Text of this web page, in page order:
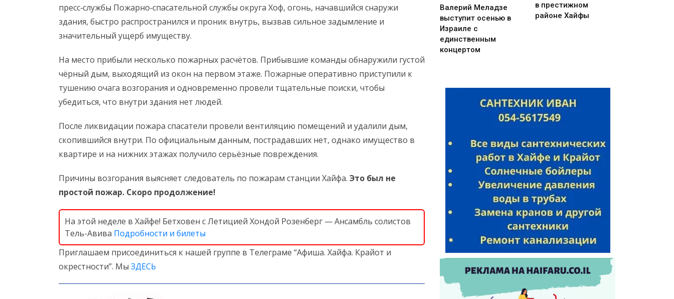
пресс‑службы Пожарно‑спасательной службы округа Хоф, огонь, начавшийся снаружи
здания, быстро распространился и проник внутрь, вызвав сильное задымление и
значительный ущерб имуществу.
На место прибыли несколько пожарных расчётов. Прибывшие команды обнаружили густой
чёрный дым, выходящий из окон на первом этаже. Пожарные оперативно приступили к
тушению очага возгорания и одновременно провели тщательные поиски, чтобы
убедиться, что внутри здания нет людей.
После ликвидации пожара спасатели провели вентиляцию помещений и удалили дым,
скопившийся внутри. По официальным данным, пострадавших нет, однако имущество в
квартире и на нижних этажах получило серьёзные повреждения.
Причины возгорания выясняет следователь по пожарам станции Хайфа. Это был не
простой пожар. Скоро продолжение!
На этой неделе в Хайфе! Бетховен с Летицией Хондой Розенберг — Ансамбль солистов
Тель-Авива Подробности и билеты
Приглашаем присоединиться к нашей группе в Телеграме “Афиша. Хайфа. Крайот и
окрестности”. Мы ЗДЕСЬ
Валерий Меладзе
выступит осенью в
Израиле с
единственным
концертом
в престижном
районе Хайфы